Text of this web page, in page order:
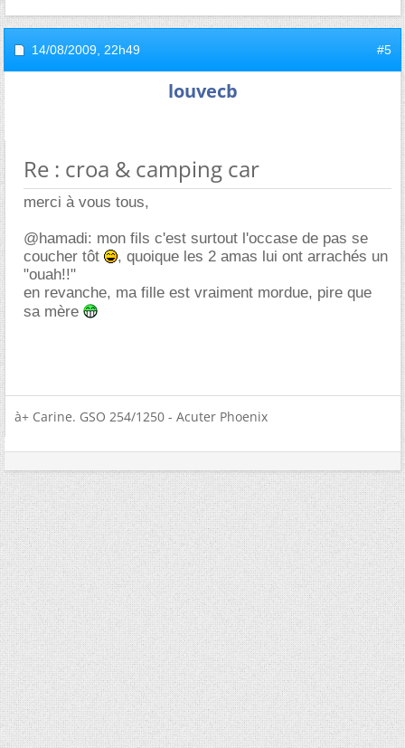
14/08/2009, 22h49 #5
louvecb
Re : croa & camping car
merci à vous tous,
@hamadi: mon fils c'est surtout l'occase de pas se
coucher tôt
, quoique les 2 amas lui ont arrachés un
"ouah!!"
en revanche, ma fille est vraiment mordue, pire que
sa mère
à+ Carine. GSO 254/1250 - Acuter Phoenix